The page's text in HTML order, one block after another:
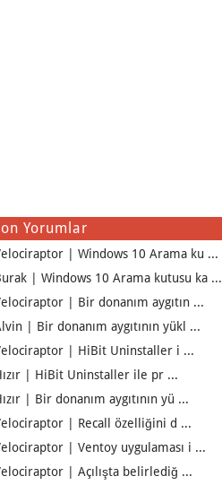
Yorumlar
| Windows 10 Arama ku ...
| Windows 10 Arama kutusu ka ...
| Bir donanım aygıtın ...
| Bir donanım aygıtının yükl ...
| HiBit Uninstaller i ...
| HiBit Uninstaller ile pr ...
| Bir donanım aygıtının yü ...
| Recall özelliğini d ...
| Ventoy uygulaması i ...
| Açılışta belirlediğ ...